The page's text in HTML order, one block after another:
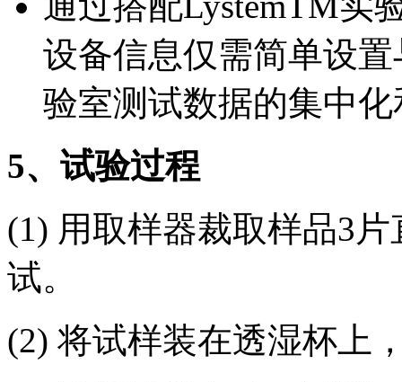
设备信息仅需简单设
验室测试数据的集中
5、试验过程
(1) 用取样器裁取样品3
试。
(2) 将试样装在透湿杯上